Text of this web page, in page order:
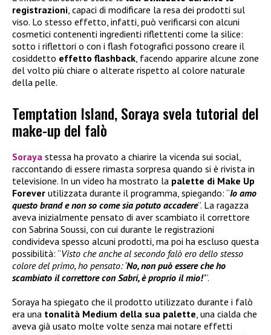
registrazioni, capaci di modificare la resa dei prodotti sul
viso. Lo stesso effetto, infatti, può verificarsi con alcuni
cosmetici contenenti ingredienti riflettenti come la silice:
sotto i riflettori o con i flash fotografici possono creare il
cosiddetto effetto flashback, facendo apparire alcune zone
del volto più chiare o alterate rispetto al colore naturale
della pelle.
Temptation Island, Soraya svela tutorial del
make-up del falò
Soraya stessa ha provato a chiarire la vicenda sui social,
raccontando di essere rimasta sorpresa quando si è rivista in
televisione. In un video ha mostrato la palette di Make Up
Forever utilizzata durante il programma, spiegando: “Io amo
questo brand e non so come sia potuto accadere”. La ragazza
aveva inizialmente pensato di aver scambiato il correttore
con Sabrina Soussi, con cui durante le registrazioni
condivideva spesso alcuni prodotti, ma poi ha escluso questa
possibilità: “Visto che anche al secondo falò ero dello stesso
colore del primo, ho pensato: ‘No, non può essere che ho
scambiato il correttore con Sabri, è proprio il mio!’”.
Soraya ha spiegato che il prodotto utilizzato durante i falò
era una tonalità Medium della sua palette , una cialda che
aveva già usato molte volte senza mai notare effetti